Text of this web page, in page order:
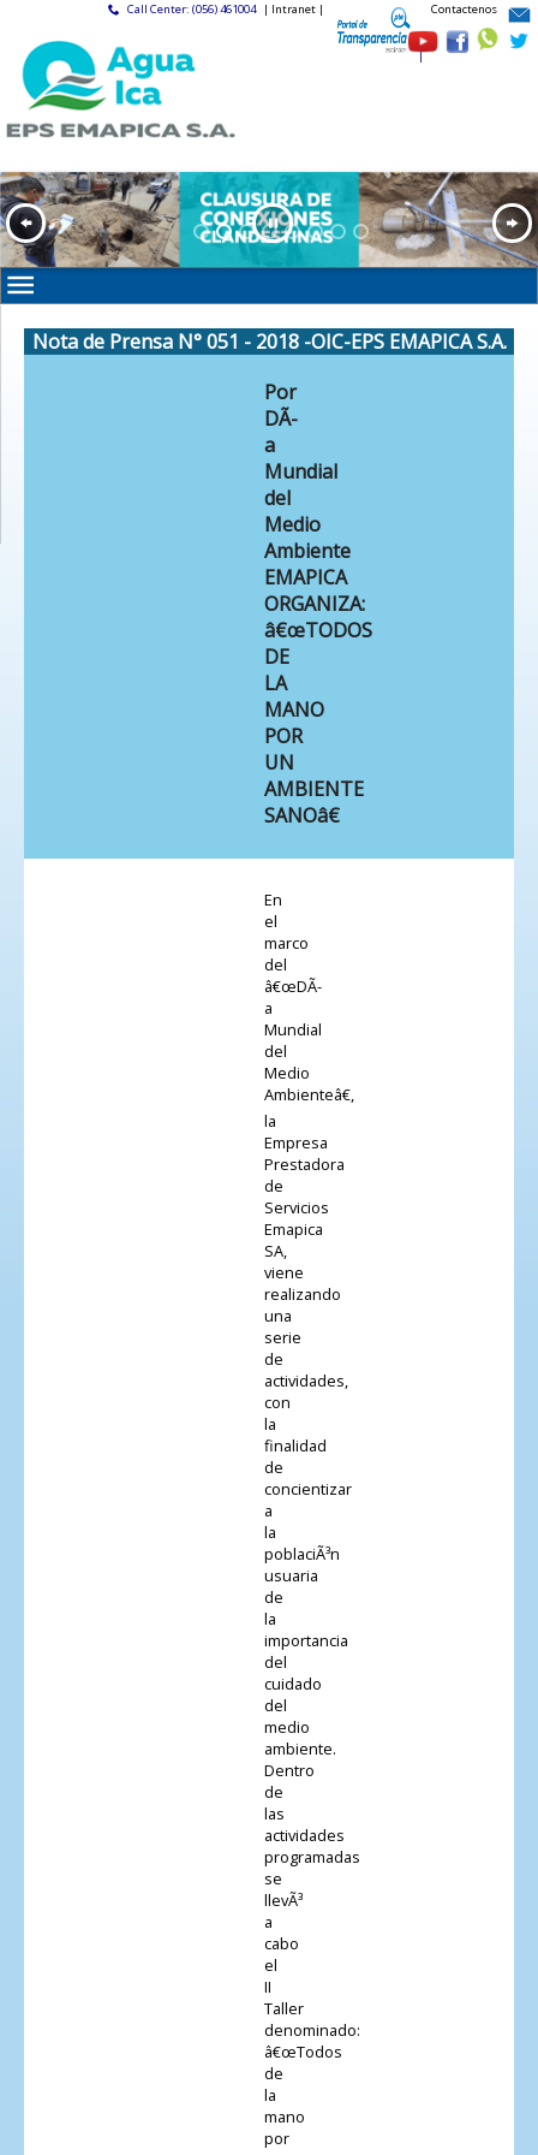
Call Center: (056) 461004 | Intranet |
|
Contactenos
Nota de Prensa N° 051 - 2018 -OIC-EPS EMAPICA S.A.
Por
DÃ­
a
Mundial
del
Medio
Ambiente
EMAPICA
ORGANIZA:
â€œTODOS
DE
LA
MANO
POR
UN
AMBIENTE
SANOâ€
En
el
marco
del
â€œDÃ­
a
Mundial
del
Medio
Ambienteâ€,
la
Empresa
Prestadora
de
Servicios
Emapica
SA,
viene
realizando
una
serie
de
actividades,
con
la
finalidad
de
concientizar
a
la
poblaciÃ³n
usuaria
de
la
importancia
del
cuidado
del
medio
ambiente.
Dentro
de
las
actividades
programadas
se
llevÃ³
a
cabo
el
II
Taller
denominado:
â€œTodos
de
la
mano
por